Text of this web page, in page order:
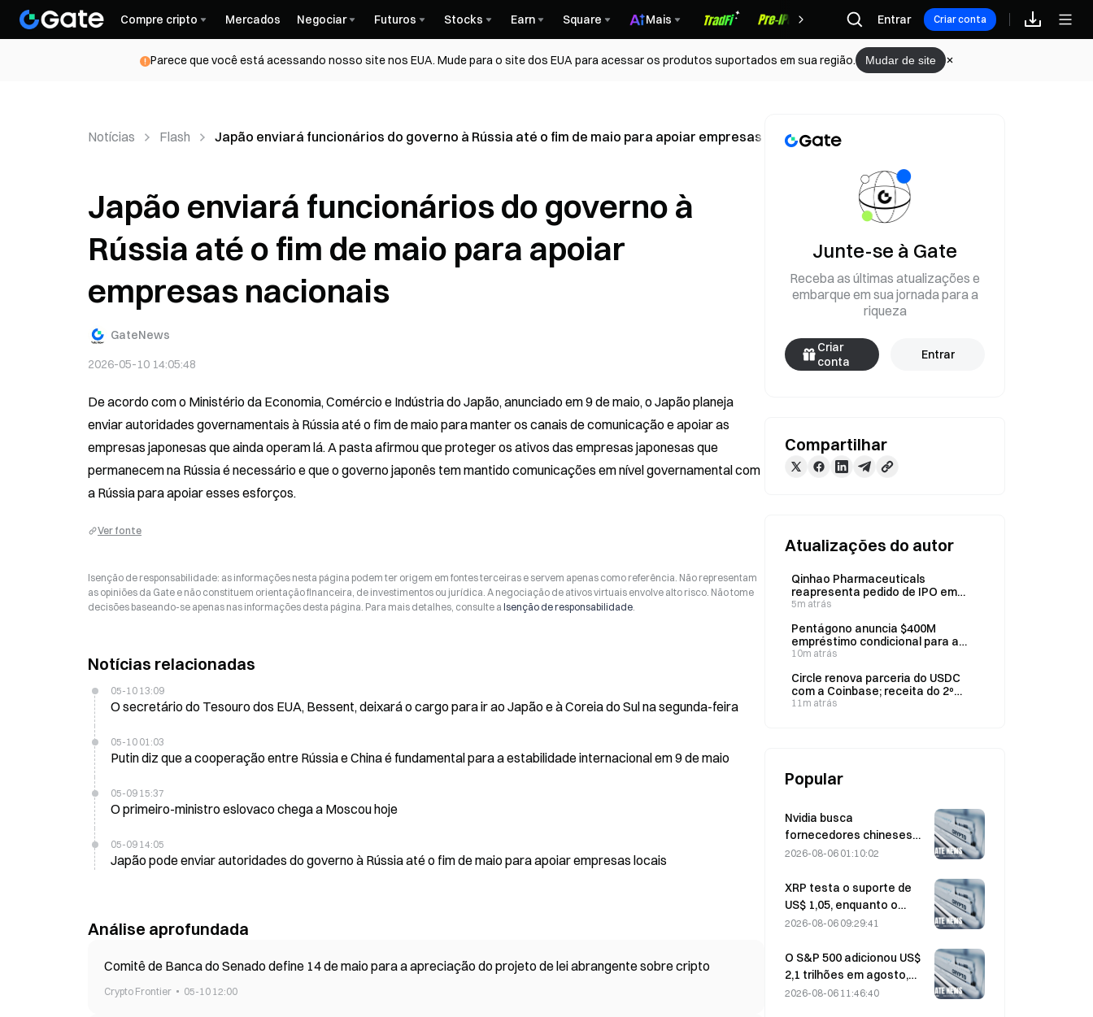
Compre cripto Mercados Negociar Futuros Stocks Earn Square Mais Recompensas
Entrar Criar conta
Parece que você está acessando nosso site nos EUA. Mude para o site dos EUA para acessar os produtos suportados em sua região. Mudar de site
Notícias Flash Japão enviará funcionários do governo à Rússia até o fim de maio para apoiar empresas nacionais
Japão enviará funcionários do governo à
Rússia até o fim de maio para apoiar
empresas nacionais
GateNews
2026-05-10 14:05:48
De acordo com o Ministério da Economia, Comércio e Indústria do Japão, anunciado em 9 de maio, o Japão planeja
enviar autoridades governamentais à Rússia até o fim de maio para manter os canais de comunicação e apoiar as
empresas japonesas que ainda operam lá. A pasta afirmou que proteger os ativos das empresas japonesas que
permanecem na Rússia é necessário e que o governo japonês tem mantido comunicações em nível governamental com
a Rússia para apoiar esses esforços.
Ver fonte
Isenção de responsabilidade: as informações nesta página podem ter origem em fontes terceiras e servem apenas como referência. Não representam
as opiniões da Gate e não constituem orientação financeira, de investimentos ou jurídica. A negociação de ativos virtuais envolve alto risco. Não tome
decisões baseando-se apenas nas informações desta página. Para mais detalhes, consulte a Isenção de responsabilidade.
Notícias relacionadas
05-10 13:09
O secretário do Tesouro dos EUA, Bessent, deixará o cargo para ir ao Japão e à Coreia do Sul na segunda-feira
05-10 01:03
Putin diz que a cooperação entre Rússia e China é fundamental para a estabilidade internacional em 9 de maio
05-09 15:37
O primeiro-ministro eslovaco chega a Moscou hoje
05-09 14:05
Japão pode enviar autoridades do governo à Rússia até o fim de maio para apoiar empresas locais
Análise aprofundada
Comitê de Banca do Senado define 14 de maio para a apreciação do projeto de lei abrangente sobre cripto
Crypto Frontier 05-10 12:00
Junte-se à Gate
Receba as últimas atualizações e
embarque em sua jornada para a
riqueza
Criar
conta
Entrar
Compartilhar
Atualizações do autor
Qinhao Pharmaceuticals
reapresenta pedido de IPO em
Hong Kong e registra receita de
primeiros cinco meses
5m atrás
Pentágono anuncia $400M
empréstimo condicional para a
mineração de escândio na
10m atrás
Circle renova parceria do USDC
com a Coinbase; receita do 2º
trimestre atinge US$ 701 milhões,
11m atrás
Popular
Nvidia busca
fornecedores chineses
de estações-base de IA
rede 6G
2026-08-06 01:10:02
XRP testa o suporte de
US$ 1,05, enquanto o
Ethereum se mantém em
baixo volume
2026-08-06 09:29:41
O S&P 500 adicionou US$
2,1 trilhões em agosto,
uma alta de 3,12%,
2026-08-06 11:46:40